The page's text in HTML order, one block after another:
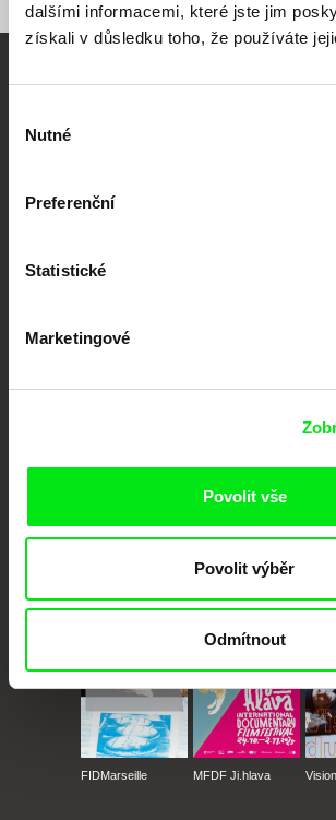
dalšími informacemi, které jste jim
získali v důsledku toho, že používáte
souhlasu
Nutné
Preferenční
Statistické
Marketingové
Povolit vše
Povolit výběr
Odmítnout
Vaše online
Portál DAFilms.cz je výsledkem tvůrčí spolupráce 7
Millennium Docs
FIDMarseille MFDF Ji.hlava